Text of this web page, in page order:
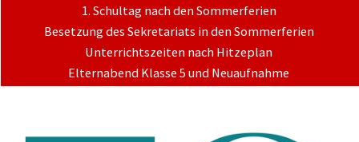
1. Schultag nach den Sommerferien
Besetzung des Sekretariats in den Sommerferien
Unterrichtszeiten nach Hitzeplan
Elternabend Klasse 5 und Neuaufnahme